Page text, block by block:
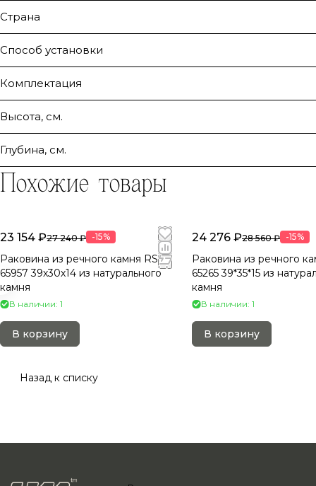
Страна
Способ установки
Комплектация
Высота, см.
Глубина, см.
Похожие товары
23 154 ₽27 240 ₽ -15%
Раковина из речного камня RS-
65957 39х30х14 из натурального
камня
В наличии: 1
В корзину
24 276 ₽28 560 ₽ -15%
Раковина из речного
65265 39*35*15 из
камня
В наличии: 1
В корзину
Назад к списку